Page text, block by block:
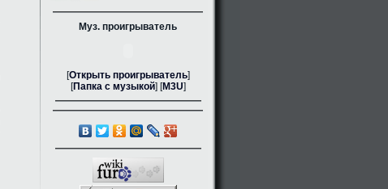
Муз. проигрыватель
[Открыть проигрыватель]
[Папка с музыкой] [M3U]